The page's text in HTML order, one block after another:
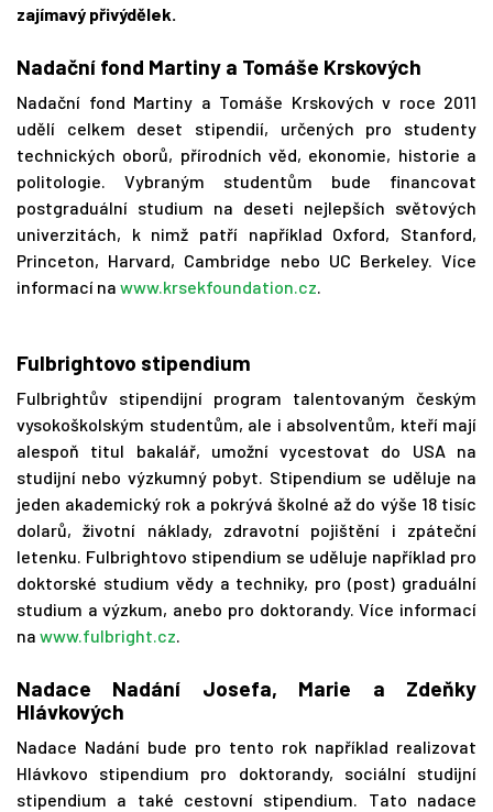
zajímavý přivýdělek.
Nadační fond Martiny a Tomáše Krskových
Nadační fond Martiny a Tomáše Krskových v roce 2011
udělí celkem deset stipendií, určených pro studenty
technických oborů, přírodních věd, ekonomie, historie a
politologie. Vybraným studentům bude financovat
postgraduální studium na deseti nejlepších světových
univerzitách, k nimž patří například Oxford, Stanford,
Princeton, Harvard, Cambridge nebo UC Berkeley. Více
informací na www.krsekfoundation.cz.
Fulbrightovo stipendium
Fulbrightův stipendijní program talentovaným českým
vysokoškolským studentům, ale i absolventům, kteří mají
alespoň titul bakalář, umožní vycestovat do USA na
studijní nebo výzkumný pobyt. Stipendium se uděluje na
jeden akademický rok a pokrývá školné až do výše 18 tisíc
dolarů, životní náklady, zdravotní pojištění i zpáteční
letenku. Fulbrightovo stipendium se uděluje například pro
doktorské studium vědy a techniky, pro (post) graduální
studium a výzkum, anebo pro doktorandy. Více informací
na www.fulbright.cz.
Nadace Nadání Josefa, Marie a Zdeňky
Hlávkových
Nadace Nadání bude pro tento rok například realizovat
Hlávkovo stipendium pro doktorandy, sociální studijní
stipendium a také cestovní stipendium. Tato nadace